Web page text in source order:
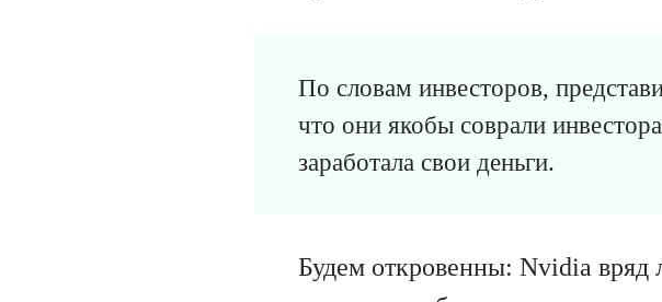
По словам инвесторов,
что они якобы соврали
заработала свои деньги.
Будем откровенны: Nvidia вряд